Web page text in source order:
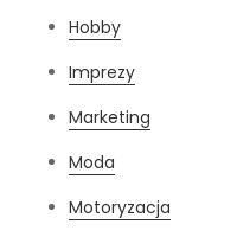
Hobby
Imprezy
Marketing
Moda
Motoryzacja